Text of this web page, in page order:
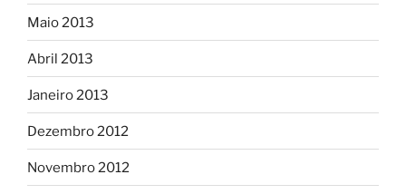
Maio 2013
Abril 2013
Janeiro 2013
Dezembro 2012
Novembro 2012